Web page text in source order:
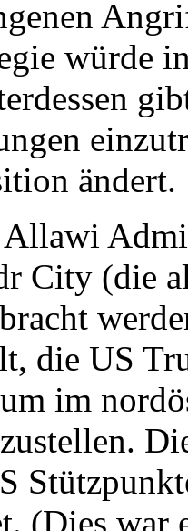
würde
ändert.
City (die
die US
im
(Dies war